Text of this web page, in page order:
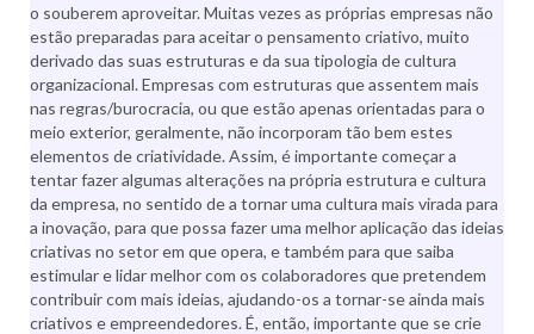
o souberem aproveitar. Muitas vezes as próprias empresas não
estão preparadas para aceitar o pensamento criativo, muito
derivado das suas estruturas e da sua tipologia de cultura
organizacional. Empresas com estruturas que assentem mais
nas regras/burocracia, ou que estão apenas orientadas para o
meio exterior, geralmente, não incorporam tão bem estes
elementos de criatividade. Assim, é importante começar a
tentar fazer algumas alterações na própria estrutura e cultura
da empresa, no sentido de a tornar uma cultura mais virada para
a inovação, para que possa fazer uma melhor aplicação das ideias
criativas no setor em que opera, e também para que saiba
estimular e lidar melhor com os colaboradores que pretendem
contribuir com mais ideias, ajudando-os a tornar-se ainda mais
criativos e empreendedores. É, então, importante que se crie